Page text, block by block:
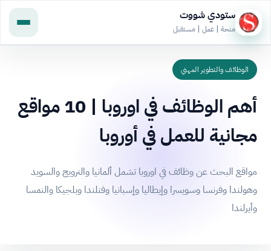
ستودي شووت
منحة | عمل | مستقبل
الوظائف والتطوير المهني
أهم الوظائف في اوروبا | 10 مواقع
مجانية للعمل في أوروبا
مواقع البحث عن وظائف في اوروبا تشمل ألمانيا والنرويج والسويد
وهولندا وفرنسا وسويسرا وإيطاليا وإسبانيا وفنلندا وبلجيكا والنمسا
وأيرلندا